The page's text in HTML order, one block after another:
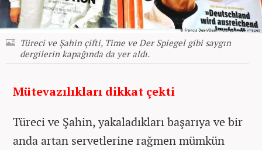
Türeci ve Şahin çifti, Time ve Der Spiegel gibi saygın
dergilerin kapağında da yer aldı.
Mütevazılıkları dikkat çekti
Türeci ve Şahin, yakaladıkları başarıya ve bir
anda artan servetlerine rağmen mümkün